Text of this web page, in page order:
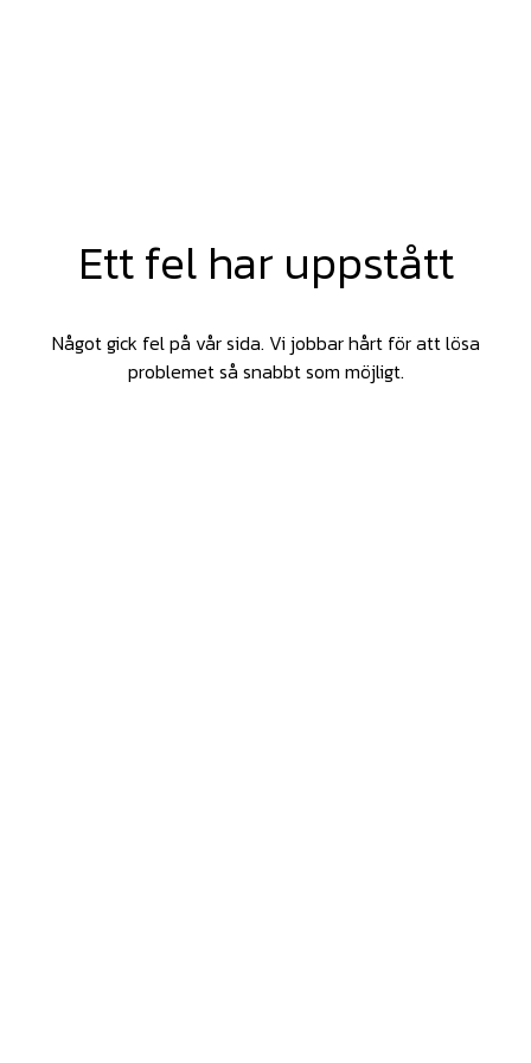
Ett fel har uppstått
Något gick fel på vår sida. Vi jobbar hårt för att lösa
problemet så snabbt som möjligt.